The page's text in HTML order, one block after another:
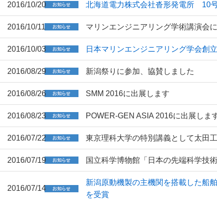
2016/10/20 北海道電力株式会社沓形発電所 10
2016/10/11 マリンエンジニアリング学術講演会
2016/10/03 日本マリンエンジニアリング学会創
2016/08/29 新潟祭りに参加、協賛しました
2016/08/26 SMM 2016に出展します
2016/08/23 POWER-GEN ASIA 2016に出展しま
2016/07/22 東京理科大学の特別講義として太田
2016/07/19 国立科学博物館「日本の先端科学技
2016/07/14
新潟原動機製の主機関を搭載した船
を受賞